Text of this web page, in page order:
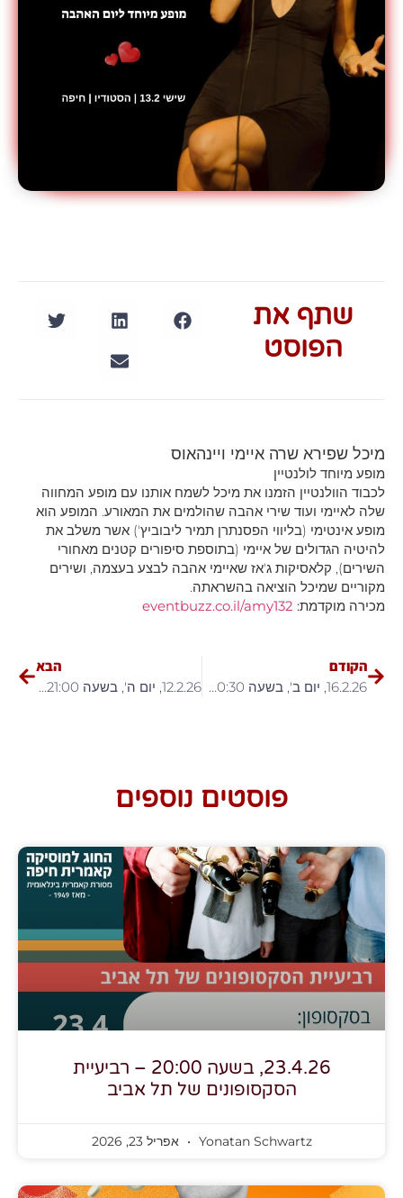
שתף את
הפוסט
מיכל שפירא שרה איימי ויינהאוס
מופע מיוחד לולנטיין
לכבוד הוולנטיין הזמנו את מיכל לשמח אותנו עם מופע המחווה
שלה לאיימי ועוד שירי אהבה שהולמים את המאורע. המופע הוא
מופע אינטימי (בליווי הפסנתרן תמיר ליבוביץ') אשר משלב את
להיטיה הגדולים של איימי (בתוספת סיפורים קטנים מאחורי
השירים), קלאסיקות ג'אז שאיימי אהבה לבצע בעצמה, ושירים
מקוריים שמיכל הוציאה בהשראתה.
מכירה מוקדמת: eventbuzz.co.il/amy132
הקודם
16.2.26, יום ב', בשעה 20:30 – "הילד חולם" – הצגת מקור
הבא
12.2.26, יום ה', בשעה 21:00 – נועה מנור – סטנדאפ
פוסטים נוספים
23.4.26, בשעה 20:00 – רביעיית
הסקסופונים של תל אביב
Yonatan Schwartz אפריל 23, 2026